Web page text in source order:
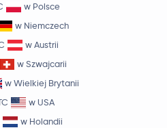
w Polsce
w Niemczech
w Austrii
w Szwajcarii
w Wielkiej Brytanii
w USA
w Holandii